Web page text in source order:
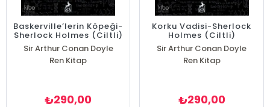
Baskerville’lerin Köpeği-
Sherlock Holmes (Ciltli)
Sir Arthur Conan Doyle
Ren Kitap
₺290,00
Korku Vadisi-Sherlock
Holmes (Ciltli)
Sir Arthur Conan Doyle
Ren Kitap
₺290,00